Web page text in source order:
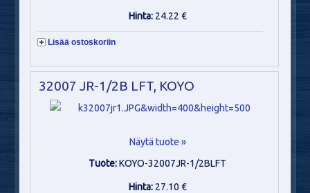
Hinta: 24.22 €
Lisää ostoskoriin
32007 JR-1/2B LFT, KOYO
Näytä tuote »
Tuote:KOYO-32007JR-1/2BLFT
Hinta: 27.10 €